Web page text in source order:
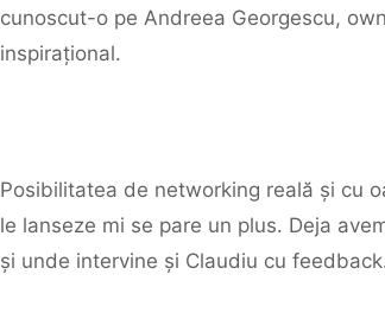
cunoscut-o pe Andreea Georgescu,
inspirațional.
Posibilitatea de networking reală și cu
le lanseze mi se pare un plus. Deja
și unde intervine și Claudiu cu